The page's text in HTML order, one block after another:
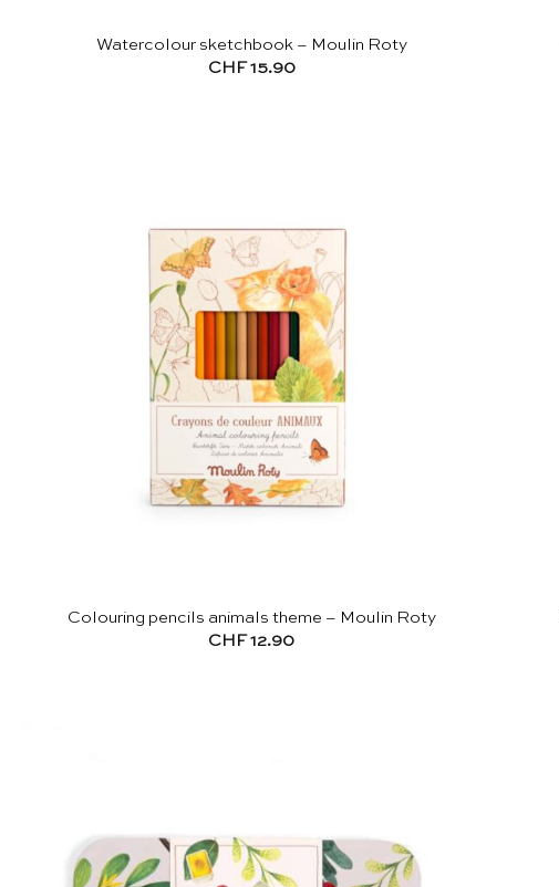
Watercolour sketchbook – Moulin Roty
CHF15.90
Colouring pencils animals theme – Moulin Roty
CHF12.90